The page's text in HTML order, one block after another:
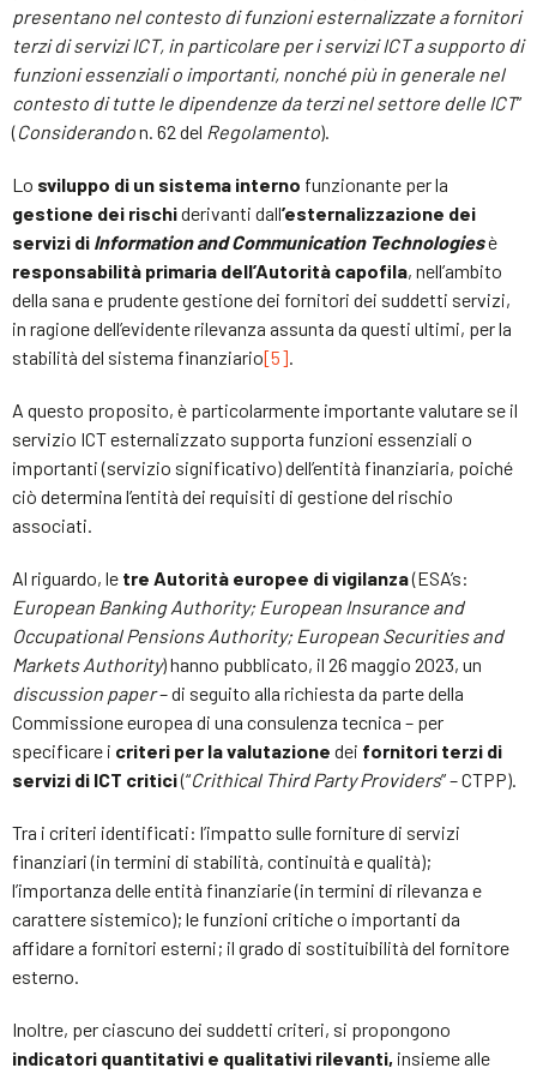
presentano nel contesto di funzioni esternalizzate a fornitori
terzi di servizi ICT, in particolare per i servizi ICT a supporto di
funzioni essenziali o importanti, nonché più in generale nel
contesto di tutte le dipendenze da terzi nel settore delle ICT”
(Considerandon. 62 del Regolamento).
Lo sviluppo di un sistema interno funzionante per la
gestione dei rischiderivanti dall’esternalizzazione dei
servizi di Information and Communication Technologiesè
responsabilità primaria dell’Autorità capofila, nell’ambito
della sana e prudente gestione dei fornitori dei suddetti servizi,
in ragione dell’evidente rilevanza assunta da questi ultimi, per la
stabilità del sistema finanziario[5].
A questo proposito, è particolarmente importante valutare se il
servizio ICT esternalizzato supporta funzioni essenziali o
importanti (servizio significativo) dell’entità finanziaria, poiché
ciò determina l’entità dei requisiti di gestione del rischio
associati.
Al riguardo, le tre Autorità europee di vigilanza(ESA’s:
European Banking Authority; European Insurance and
Occupational Pensions Authority; European Securities and
Markets Authority) hanno pubblicato, il 26 maggio 2023, un
discussion paper– di seguito alla richiesta da parte della
Commissione europea di una consulenza tecnica – per
specificare i criteri per la valutazione dei fornitori terzi di
servizi di ICT critici(“Crithical Third Party Providers” – CTPP).
Tra i criteri identificati: l’impatto sulle forniture di servizi
finanziari (in termini di stabilità, continuità e qualità);
l’importanza delle entità finanziarie (in termini di rilevanza e
carattere sistemico); le funzioni critiche o importanti da
affidare a fornitori esterni; il grado di sostituibilità del fornitore
esterno.
Inoltre, per ciascuno dei suddetti criteri, si propongono
indicatori quantitativi e qualitativi rilevanti, insieme alle